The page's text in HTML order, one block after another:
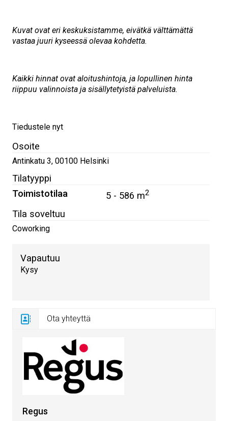
Kuvat ovat eri keskuksistamme, eivätkä välttämättä
vastaa juuri kyseessä olevaa kohdetta.
Kaikki hinnat ovat aloitushintoja, ja lopullinen hinta
riippuu valinnoista ja sisällytetyistä palveluista.
Tiedustele nyt
Osoite
Antinkatu 3, 00100 Helsinki
Tilatyyppi
Toimistotilaa
5 - 586 m2
Tila soveltuu
Coworking
Vapautuu
Kysy
Ota yhteyttä
Regus